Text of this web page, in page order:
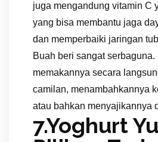
juga mengandung vitamin C
yang bisa membantu jaga
dan memperbaiki jaringan
Buah beri sangat serbaguna.
memakannya secara
camilan, menambahkannya
atau bahkan menyajikannya
7.Yoghurt